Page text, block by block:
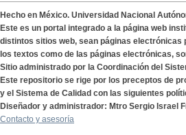
Hecho en México. Universidad Nacional
Este es un portal integrado a la página web
distintos sitios web, sean páginas electrónicas
los textos como de las páginas electrónicas,
Sitio administrado por la Coordinación del
Este repositorio se rige por los preceptos de
y el Sistema de Calidad con las siguientes
Diseñador y administrador: Mtro Sergio Israel
Contacto y asesoría